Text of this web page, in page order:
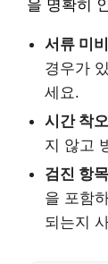
을 명확히
서류 미
경우가
세요.
시간 착
지 않고
검진 항
을 포함
되는지